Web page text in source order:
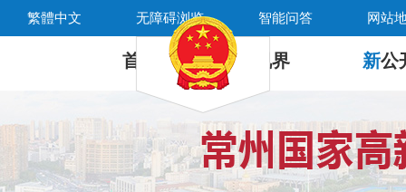
繁體中文 无障碍浏览 智能问答 网站
首 页 新 视界 新公